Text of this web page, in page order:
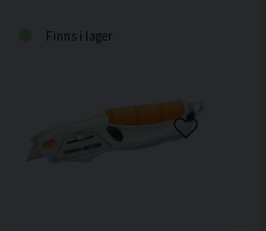
Finns i lager